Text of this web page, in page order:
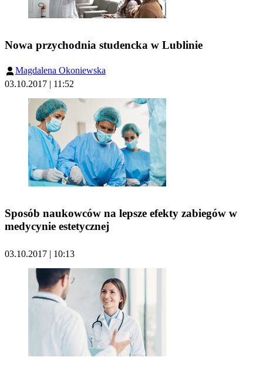
Nowa przychodnia studencka w Lublinie
Magdalena Okoniewska
03.10.2017 | 11:52
Sposób naukowców na lepsze efekty zabiegów w
medycynie estetycznej
03.10.2017 | 10:13